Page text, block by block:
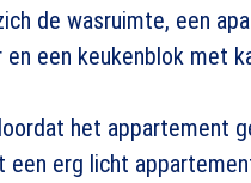
de wasruimte, een
een keukenblok met
het appartement
een erg licht